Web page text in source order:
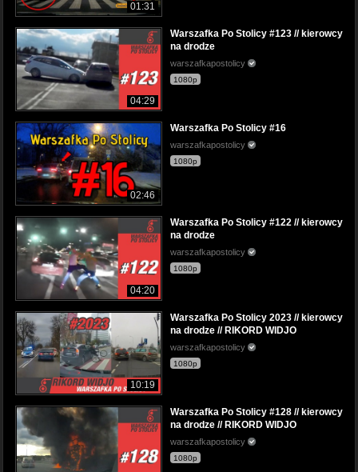
01:31
04:29
Warszafka Po Stolicy #123 // kierowcy
na drodze
warszafkapostolicy
1080p
02:46
Warszafka Po Stolicy #16
warszafkapostolicy
1080p
04:20
Warszafka Po Stolicy #122 // kierowcy
na drodze
warszafkapostolicy
1080p
10:19
Warszafka Po Stolicy 2023 // kierowcy
na drodze // RIKORD WIDJO
warszafkapostolicy
1080p
Warszafka Po Stolicy #128 // kierowcy
na drodze // RIKORD WIDJO
warszafkapostolicy
1080p